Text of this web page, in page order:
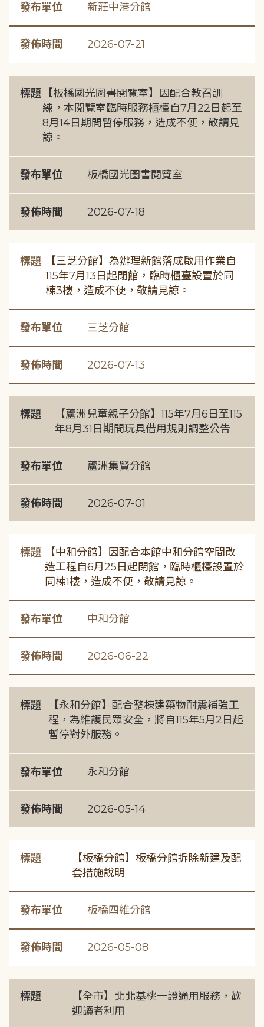
發布單位 新莊中港分館
發佈時間 2026-07-21
標題
【板橋國光圖書閱覽室】因配合教召訓
練，本閱覽室臨時服務櫃檯自7月22日起至
8月14日期間暫停服務，造成不便，敬請見
諒。
發布單位 板橋國光圖書閱覽室
發佈時間 2026-07-18
標題
【三芝分館】為辦理新館落成啟用作業自
115年7月13日起閉館，臨時櫃臺設置於同
棟3樓，造成不便，敬請見諒。
發布單位 三芝分館
發佈時間 2026-07-13
標題
【蘆洲兒童親子分館】115年7月6日至115
年8月31日期間玩具借用規則調整公告
發布單位 蘆洲集賢分館
發佈時間 2026-07-01
標題
【中和分館】因配合本館中和分館空間改
造工程自6月25日起閉館，臨時櫃檯設置於
同棟1樓，造成不便，敬請見諒。
發布單位 中和分館
發佈時間 2026-06-22
標題
【永和分館】配合整棟建築物耐震補強工
程，為維護民眾安全，將自115年5月2日起
暫停對外服務。
發布單位 永和分館
發佈時間 2026-05-14
標題
【板橋分館】板橋分館拆除新建及配
套措施說明
發布單位 板橋四維分館
發佈時間 2026-05-08
標題
【全市】北北基桃一證通用服務，歡
迎讀者利用